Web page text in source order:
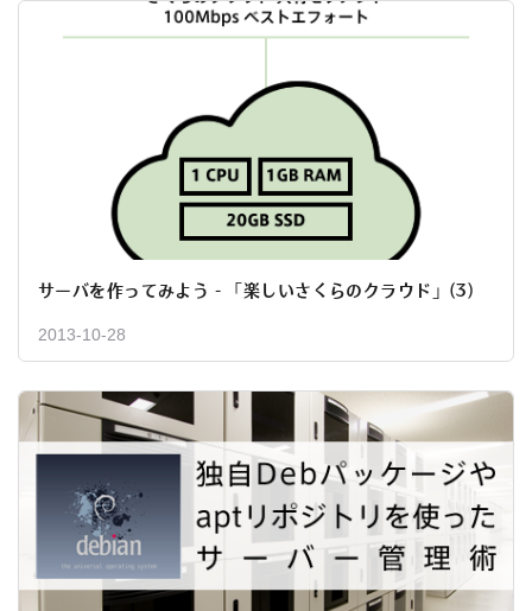
サーバを作ってみよう - 「楽しいさくらのクラウド」(3)
2013-10-28